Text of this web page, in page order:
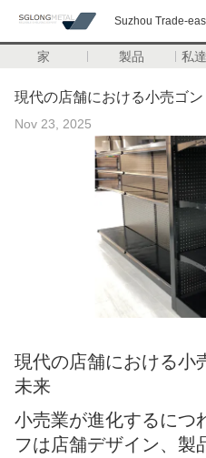
Suzhou Trade-
家 製品 私
現代の店舗における小売ゴ
Nov 23, 2025
現代の店舗における小
未来
小売業が進化するにつ
フは店舗デザイン、製